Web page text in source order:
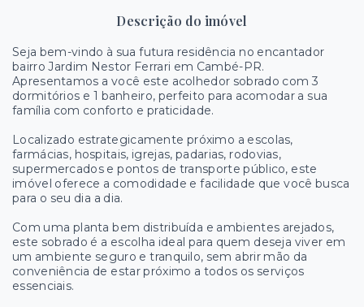
Descrição do imóvel
Seja bem-vindo à sua futura residência no encantador
bairro Jardim Nestor Ferrari em Cambé-PR.
Apresentamos a você este acolhedor sobrado com 3
dormitórios e 1 banheiro, perfeito para acomodar a sua
família com conforto e praticidade.
Localizado estrategicamente próximo a escolas,
farmácias, hospitais, igrejas, padarias, rodovias,
supermercados e pontos de transporte público, este
imóvel oferece a comodidade e facilidade que você busca
para o seu dia a dia.
Com uma planta bem distribuída e ambientes arejados,
este sobrado é a escolha ideal para quem deseja viver em
um ambiente seguro e tranquilo, sem abrir mão da
conveniência de estar próximo a todos os serviços
essenciais.